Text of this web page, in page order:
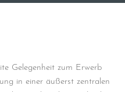
Gelegenheit zum Erwerb
in einer äußerst zentralen